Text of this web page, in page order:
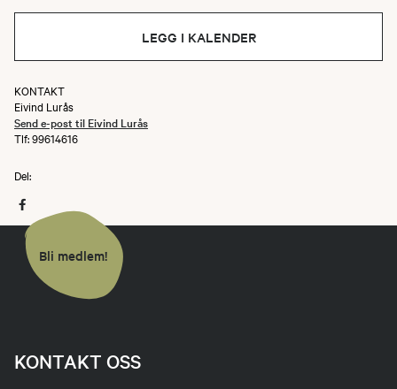
LEGG I KALENDER
KONTAKT
Eivind Lurås
Send e-post til Eivind Lurås
Tlf: 99614616
Del:
Bli medlem!
KONTAKT OSS